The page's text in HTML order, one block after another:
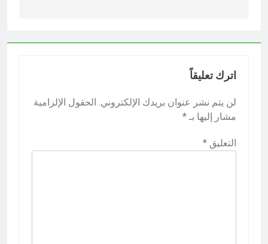
اترك تعليقاً
لن يتم نشر عنوان بريدك الإلكتروني. الحقول الإلزامية
مشار إليها بـ *
التعليق *